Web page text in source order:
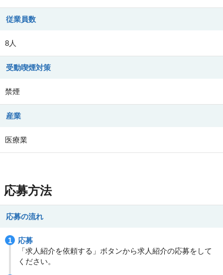
従業員数
8人
受動喫煙対策
禁煙
産業
医療業
応募方法
応募の流れ
応募
「求人紹介を依頼する」ボタンから求人紹介の応募をして
ください。